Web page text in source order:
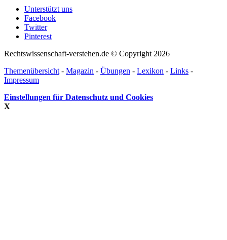
Unterstützt uns
Facebook
Twitter
Pinterest
Rechtswissenschaft-verstehen.de © Copyright 2026
Themenübersicht - Magazin - Übungen - Lexikon - Links -
Impressum
Einstellungen für Datenschutz und Cookies
X